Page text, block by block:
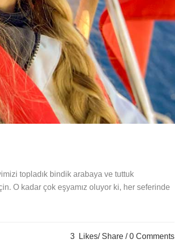
topladık bindik arabaya ve tuttuk
O kadar çok eşyamız oluyor ki, her seferinde
3 Likes Share 0 Comments